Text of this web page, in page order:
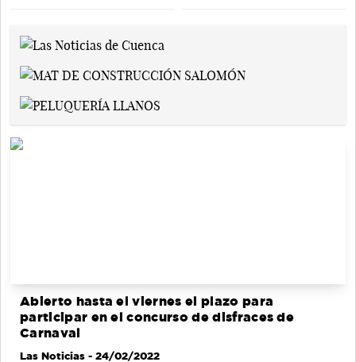
Abierto hasta el viernes el plazo para
participar en el concurso de disfraces de
Carnaval
Las Noticias - 24/02/2022